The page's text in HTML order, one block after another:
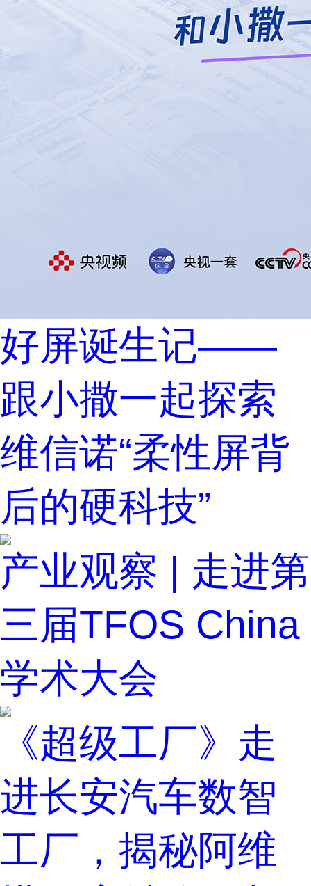
好屏诞生记——
跟小撒一起探索
维信诺“柔性屏背
后的硬科技”
产业观察 | 走进第
三届TFOS China
学术大会
《超级工厂》走
进长安汽车数智
工厂，揭秘阿维